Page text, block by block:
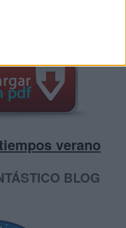
verano
BLOG